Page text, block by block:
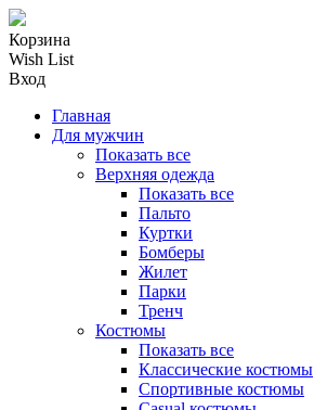
Корзина
Wish List
Вход
Главная
Для мужчин
Показать все
Верхняя одежда
Показать все
Пальто
Куртки
Бомберы
Жилет
Парки
Тренч
Костюмы
Показать все
Классические костюмы
Спортивные костюмы